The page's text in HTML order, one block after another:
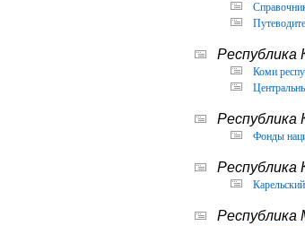
Республика
Коми
Республика
Фонды
Республика
Республика